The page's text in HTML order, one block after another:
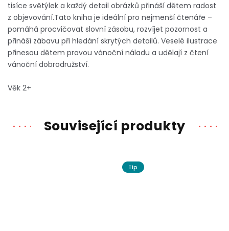
tisíce světýlek a každý detail obrázků přináší dětem radost
z objevování.Tato kniha je ideální pro nejmenší čtenáře –
pomáhá procvičovat slovní zásobu, rozvíjet pozornost a
přináší zábavu při hledání skrytých detailů. Veselé ilustrace
přinesou dětem pravou vánoční náladu a udělají z čtení
vánoční dobrodružství.
Věk 2+
Související produkty
Tip